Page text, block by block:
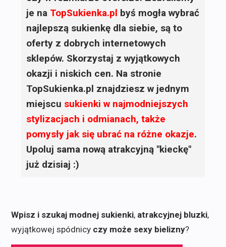
je na TopSukienka.pl byś mogła wybrać
najlepszą sukienkę dla siebie, są to
oferty z dobrych internetowych
sklepów. Skorzystaj z wyjątkowych
okazji i niskich cen. Na stronie
TopSukienka.pl znajdziesz w jednym
miejscu sukienki w najmodniejszych
stylizacjach i odmianach, także
pomysły jak się ubrać na różne okazje.
Upoluj sama nową atrakcyjną "kieckę"
już dzisiaj :)
Wpisz i szukaj modnej sukienki, atrakcyjnej bluzki,
wyjątkowej spódnicy czy może sexy bielizny?